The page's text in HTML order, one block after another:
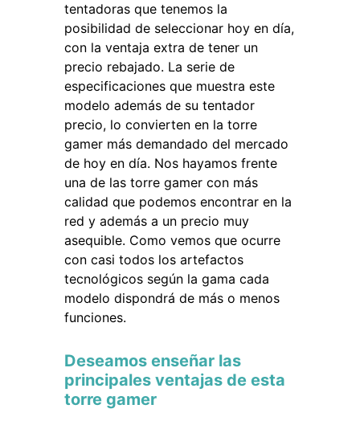
tentadoras que tenemos la
posibilidad de seleccionar hoy en día,
con la ventaja extra de tener un
precio rebajado. La serie de
especificaciones que muestra este
modelo además de su tentador
precio, lo convierten en la torre
gamer más demandado del mercado
de hoy en día. Nos hayamos frente
una de las torre gamer con más
calidad que podemos encontrar en la
red y además a un precio muy
asequible. Como vemos que ocurre
con casi todos los artefactos
tecnológicos según la gama cada
modelo dispondrá de más o menos
funciones.
Deseamos enseñar las
principales ventajas de esta
torre gamer